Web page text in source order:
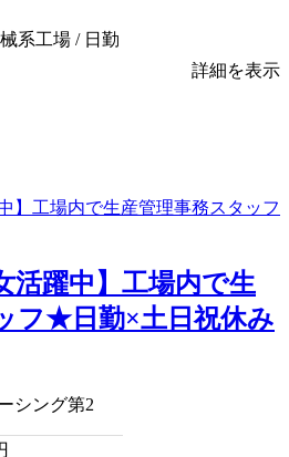
系工場 / 日勤
詳細を表示
活躍中】工場内で生
フ★日勤×土日祝休み
シング第2